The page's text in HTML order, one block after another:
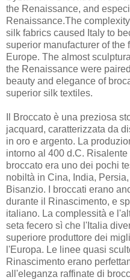
the Renaissance, and
Renaissance.The
silk fabrics caused Italy to
superior manufacturer of the
Europe. The almost
the Renaissance were
beauty and elegance of
superior silk textiles.
Il Broccato è una preziosa
jacquard, caratterizzata da
in oro e argento. La
intorno al 400 d.C.
broccato era uno dei pochi
nobiltà in Cina, India,
Bisanzio. I broccati erano
durante il Rinascimento, e
italiano. La complessità e
seta fecero sì che l'Italia
superiore produttore dei
l'Europa. Le linee quasi
Rinascimento erano
all'eleganza raffinate di